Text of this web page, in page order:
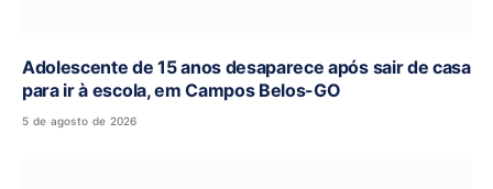
Adolescente de 15 anos desaparece após sair de casa
para ir à escola, em Campos Belos-GO
5 de agosto de 2026